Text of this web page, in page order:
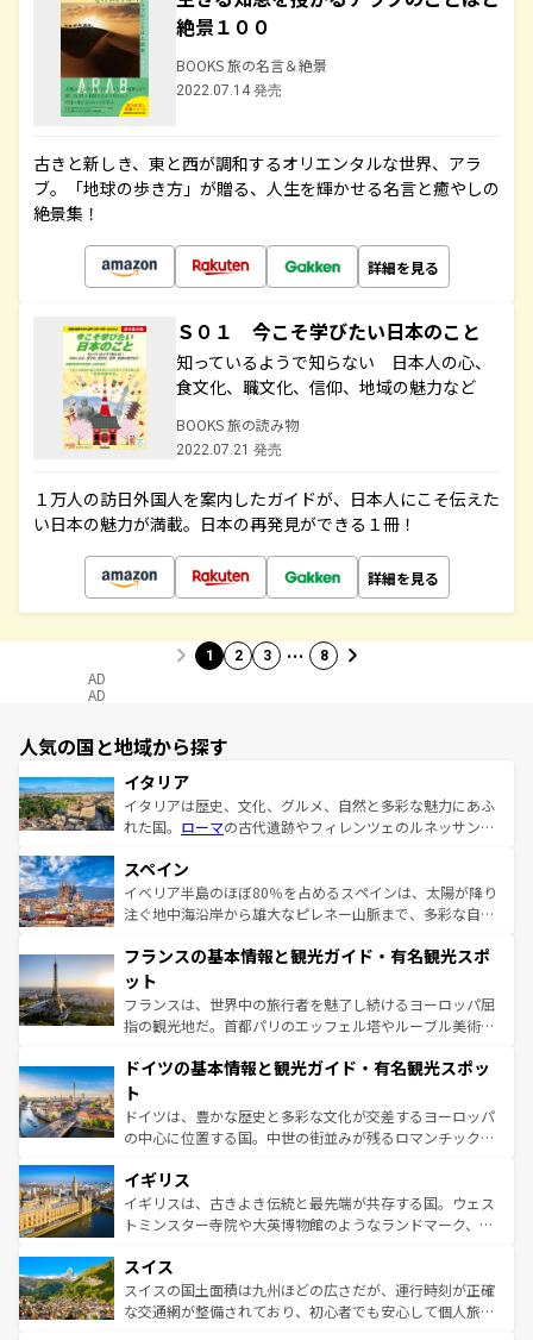
絶景１００
BOOKS 旅の名言＆絶景
2022.07.14 発売
古きと新しき、東と西が調和するオリエンタルな世界、アラ
ブ。「地球の歩き方」が贈る、人生を輝かせる名言と癒やしの
絶景集！
詳細を見る
Ｓ０１ 今こそ学びたい日本のこと
知っているようで知らない 日本人の心、
食文化、職文化、信仰、地域の魅力など
BOOKS 旅の読み物
2022.07.21 発売
１万人の訪日外国人を案内したガイドが、日本人にこそ伝えた
い日本の魅力が満載。日本の再発見ができる１冊！
詳細を見る
1 2 3 … 8
AD
AD
人気の国と地域から探す
イタリア
イタリアは歴史、文化、グルメ、自然と多彩な魅力にあふ
れた国。 ローマの古代遺跡やフィレンツェのルネッサンス
ろん、トスカーナの美しい田園風景やアマルフィ海岸の絶
景など、自然景観も見逃せない。観光の合間には、本場の
ピザやパスタなど、絶品のイタリア料理を堪能することも
ませてくれるイタリアで、忘れられない旅をしてみよう！
なお、新着のイタリア情報は
しい。
スペイン
イベリア半島のほぼ80％を占めるスペインは、太陽が降り
注ぐ地中海沿岸から雄大なピレネー山脈まで、多彩な自然
文化が根付くこの国では、情熱的なフラメンコ、熱気あふ
れる闘牛、そして美味しいタパスが生活の一部となってい
る。首都マドリードの洗練された雰囲気や、バルセロナの
アートに溢れた街角から、地方では古代ローマ遺跡や中世
せる。地方によって風土や気候が異なるスペインはその個
ンテンツ一覧 を参照してほしい。
フランスの基本情報と観光ガイド・有名観光スポ
ット
フランスは、世界中の旅行者を魅了し続けるヨーロッパ屈
指の観光地だ。首都パリのエッフェル塔やルーブル美術館
で、幅広い魅力が詰まっている。華麗な宮殿、歴史的な大
聖堂、美しいビーチ、そして豊かな自然が、訪れる者を心
から魅了する。また、フランスは美食の国としても知ら
れ、フランス料理はユネスコ無形文化遺産にも登録されて
香り高いラベンダー畑など、多彩な楽しみ方が可能だ。さ
らに、パリ以外の地域にも魅力が溢れており、どの街角に
も豊かな歴史と文化が息づいている。パリ以外の個性あふ
を参照してほしい。
ドイツの基本情報と観光ガイド・有名観光スポッ
ト
ドイツは、豊かな歴史と多彩な文化が交差するヨーロッパ
の中心に位置する国。中世の街並みが残るロマンチック街
顔を持つこの国は、どこを歩いても飽きることがない。ベ
ルリンの文化的活気、バイエルン州のアルプスの絶景、そ
してライン川沿いのワイン畑といった風景は必見。ビール
は、お酒好きな人にはぜひ体験してほしい。 なお、新着の
ドイツ情報はコンテンツ一覧を参照してほしい。
イギリス
イギリスは、古きよき伝統と最先端が共存する国。ウェス
トミンスター寺院や大英博物館のようなランドマーク、歴
リアごとに異なる魅力がある。また、優雅なアフタヌーン
ティー、ビール好きにはたまらない英国パブ、サッカー観
戦など、本場だからこそできる体験も豊富。イギリスを旅
スイス
スイスの国土面積は九州ほどの広さだが、運行時刻が正確
な交通網が整備されており、初心者でも安心して個人旅行